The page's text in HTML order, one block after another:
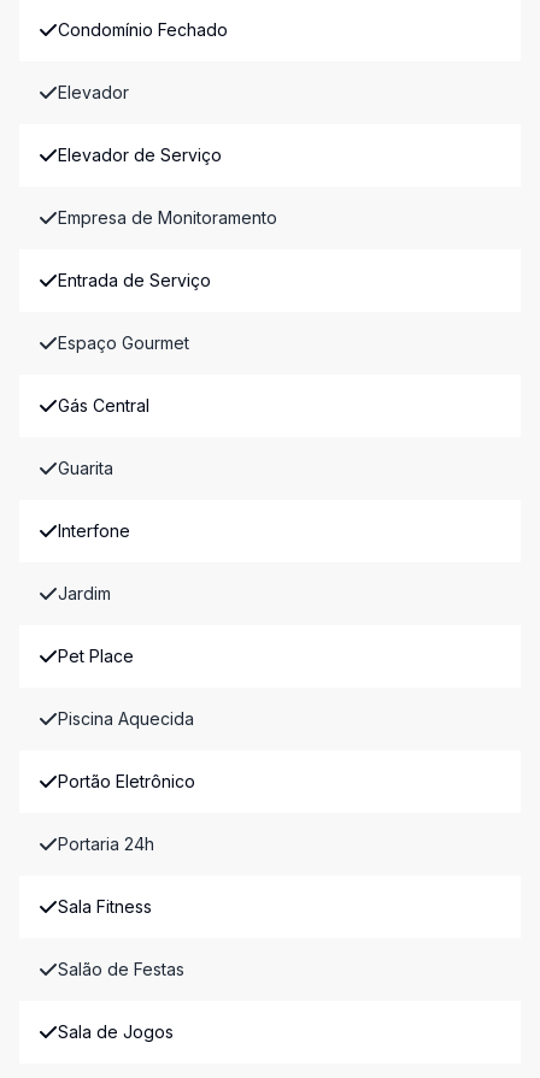
Condomínio Fechado
Elevador
Elevador de Serviço
Empresa de Monitoramento
Entrada de Serviço
Espaço Gourmet
Gás Central
Guarita
Interfone
Jardim
Pet Place
Piscina Aquecida
Portão Eletrônico
Portaria 24h
Sala Fitness
Salão de Festas
Sala de Jogos